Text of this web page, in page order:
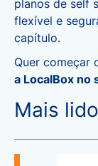
planos de self
flexível e
capítulo.
Quer começar
a LocalBox no
Mais